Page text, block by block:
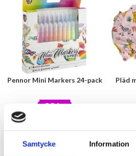
Samtycke Information
Pennor Mini Markers 24-pack
29 kr
Pläd